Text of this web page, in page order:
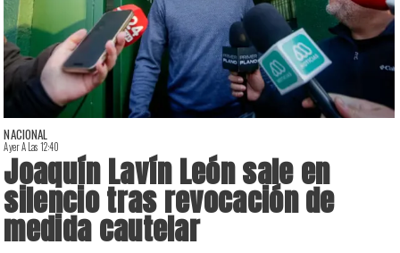
NACIONAL
Ayer A Las 12:40
Joaquín Lavín León sale en
silencio tras revocación de
medida cautelar